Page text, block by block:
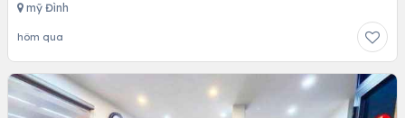
mỹ Đình
hôm qua